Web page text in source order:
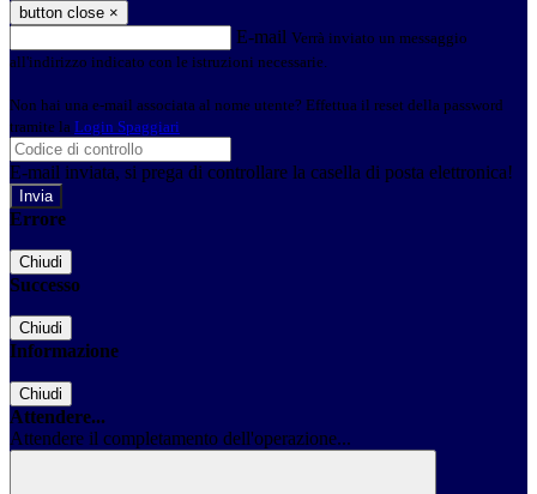
button close ×
E-mail Verrà inviato un messaggio
all'indirizzo indicato con le istruzioni necessarie.
Non hai una e-mail associata al nome utente? Effettua il reset della password
tramite la Login Spaggiari
E-mail inviata, si prega di controllare la casella di posta elettronica!
Errore
Chiudi
Successo
Chiudi
Informazione
Chiudi
Attendere...
Attendere il completamento dell'operazione...